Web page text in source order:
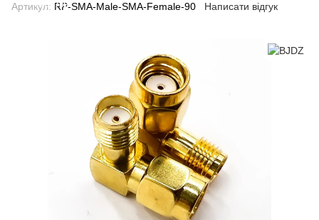
Артикул: RP-SMA-Male-SMA-Female-90 Написати відгук